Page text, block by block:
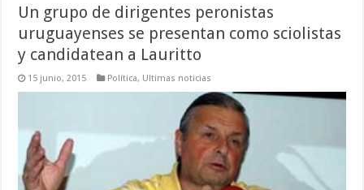
Un grupo de dirigentes peronistas
uruguayenses se presentan como sciolistas
y candidatean a Lauritto
15 junio, 2015 Política, Ultimas noticias